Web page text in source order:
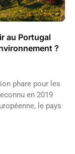
au Portugal
?
phare pour les
en 2019
le pays